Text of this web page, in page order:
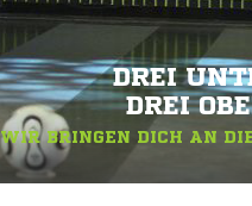
DREI
DREI
WIR BRINGEN DICH AN